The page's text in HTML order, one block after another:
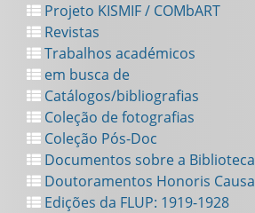
Projeto KISMIF / COMbART
Revistas
Trabalhos académicos
em busca de
Catálogos/bibliografias
Coleção de fotografias
Coleção Pós-Doc
Documentos sobre a Biblioteca
Doutoramentos Honoris Causa
Edições da FLUP: 1919-1928